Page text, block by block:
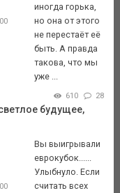
иногда горька,
но она от этого
не перестаёт её
быть. А правда
такова, что мы
уже ...
610 28
будущее,
Вы выигрывали
еврокубок......
Улыбнуло. Если
считать всех